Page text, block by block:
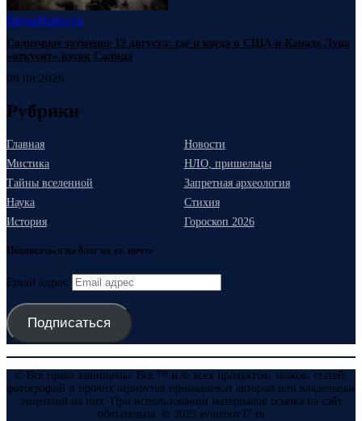
НаукаНовости
Солнечное затмение 12 августа: где и когда в США и Канаде Луна
«откусит» кусок Солнца
09.08.2026
Рубрики
Главная
Новости
Мистика
НЛО, пришельцы
Тайны вселенной
Запретная археология
Наука
Стихия
История
Гороскоп 2026
Подписаться на блог по эл. почте
Email адрес
Подписаться
© Все права защищены. Все ™ и © всех продуктов, знаков, статей,
фотографий и прочих атрибутов принадлежат авторам или владельцам
лицензий на них. При использовании материалов ссылка на сайт
обязательна. © 2025 evmenov37.ru